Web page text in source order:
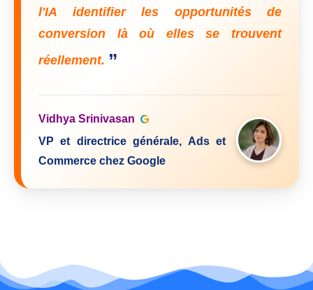
l'IA identifier les opportunités de
conversion là où elles se trouvent
réellement. ”
Vidhya Srinivasan
VP et directrice générale, Ads et
Commerce chez Google